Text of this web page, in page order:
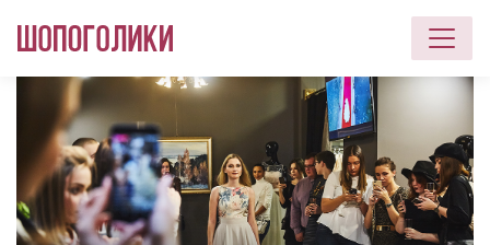
Перейти к основному содержанию